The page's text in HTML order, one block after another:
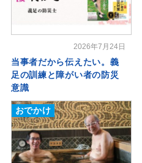
2026年7月24日
当事者だから伝えたい。義
足の訓練と障がい者の防災
意識
おでかけ